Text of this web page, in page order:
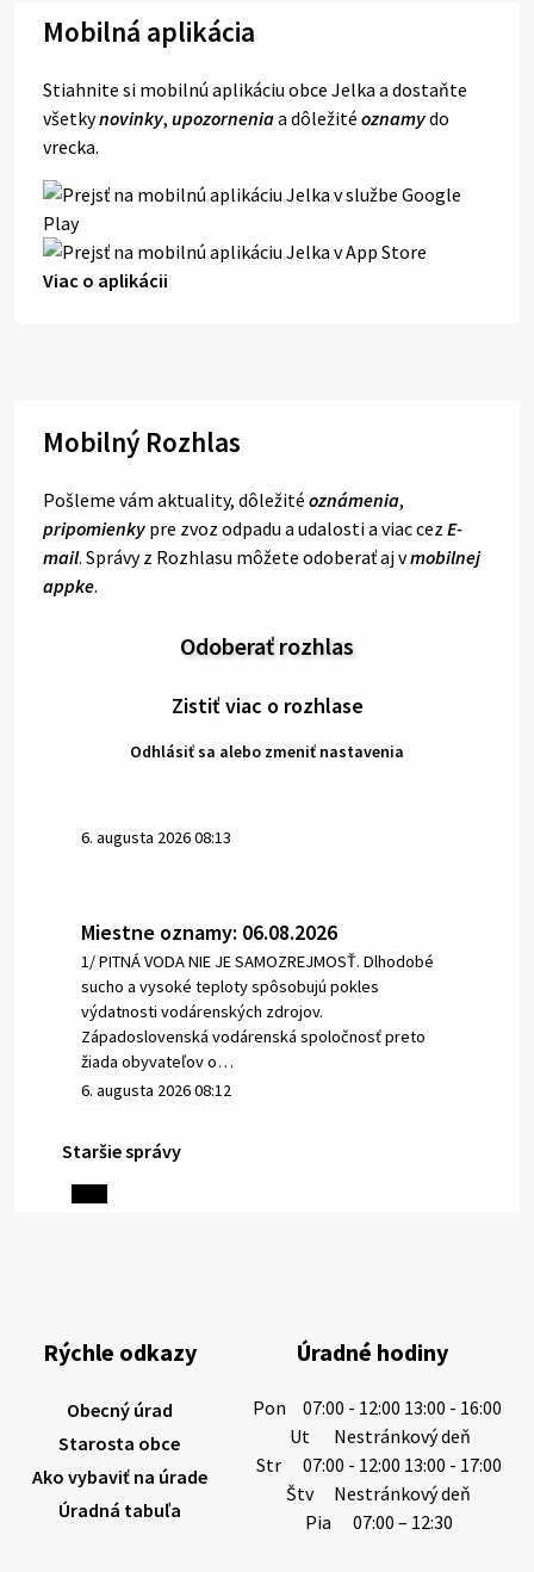
Mobilná aplikácia
Stiahnite si mobilnú aplikáciu obce Jelka a dostaňte
všetkynovinky, upozorneniaa dôležité oznamydo
vrecka.
Viac o aplikácii
Mobilný Rozhlas
Pošleme vám aktuality, dôležité oznámenia,
pripomienky pre zvoz odpadu a udalosti a viac cez E-
mail. Správy z Rozhlasu môžete odoberať aj vmobilnej
appke.
Odoberať rozhlas
Zistiť viac o rozhlase
Odhlásiť sa alebo zmeniť nastavenia
6. augusta 2026 08:13
Miestne oznamy: 06.08.2026
1/ PITNÁ VODA NIE JE SAMOZREJMOSŤ. Dlhodobé
sucho a vysoké teploty spôsobujú pokles
výdatnosti vodárenských zdrojov.
Západoslovenská vodárenská spoločnosť preto
žiada obyvateľov o…
6. augusta 2026 08:12
5. augusta 2026 13:10
hlbokým zármutkom Vám oznamujeme, že vo veku
73 rokov nás opustila Irena Tanková, rodená
5. augusta 2026 12:59
3. augusta 2026 08:45
Staršie správy
Rýchle odkazy
Obecný úrad
Starosta obce
Ako vybaviť na úrade
Úradná tabuľa
Úradné hodiny
Pon
07:00 - 12:00 13:00 - 16:00
Ut
Nestránkový deň
Str
07:00 - 12:00 13:00 - 17:00
Štv
Nestránkový deň
Pia
07:00 – 12:30